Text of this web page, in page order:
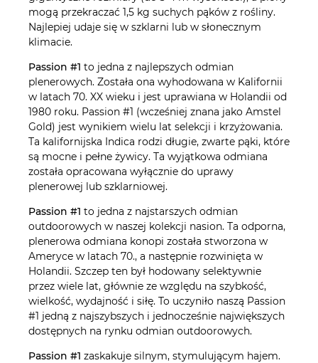
mogą przekraczać 1,5 kg suchych pąków z rośliny.
Najlepiej udaje się w szklarni lub w słonecznym
klimacie.
Passion #1 to jedna z najlepszych odmian
plenerowych. Została ona wyhodowana w Kalifornii
w latach 70. XX wieku i jest uprawiana w Holandii od
1980 roku. Passion #1 (wcześniej znana jako Amstel
Gold) jest wynikiem wielu lat selekcji i krzyżowania.
Ta kalifornijska Indica rodzi długie, zwarte pąki, które
są mocne i pełne żywicy. Ta wyjątkowa odmiana
została opracowana wyłącznie do uprawy
plenerowej lub szklarniowej.
Passion #1 to jedna z najstarszych odmian
outdoorowych w naszej kolekcji nasion. Ta odporna,
plenerowa odmiana konopi została stworzona w
Ameryce w latach 70., a następnie rozwinięta w
Holandii. Szczep ten był hodowany selektywnie
przez wiele lat, głównie ze względu na szybkość,
wielkość, wydajność i siłę. To uczyniło naszą Passion
#1 jedną z najszybszych i jednocześnie największych
dostępnych na rynku odmian outdoorowych.
Passion #1 zaskakuje silnym, stymulującym hajem.